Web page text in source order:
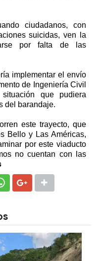
ciudadanos, con
suicidas, ven la
por falta de las
implementar el envío
de Ingeniería Civil
que pudiera
del barandaje.
este trayecto, que
Bello y Las Américas,
por este viaducto
no cuentan con las